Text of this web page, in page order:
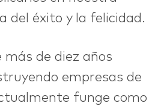
del éxito y la felicidad.
más de diez años
empresas de
funge como